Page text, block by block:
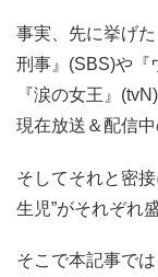
事実、先に挙げ
刑事』(SBS)や『
『涙の女王』
現在放送＆配信中
そしてそれと密
生児”がそれぞれ
そこで本記事で